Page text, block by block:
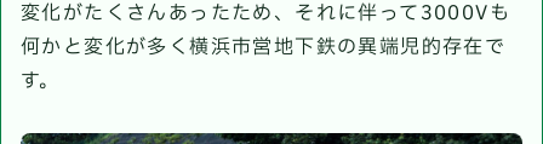
変化がたくさんあったため、それに伴って3000Vも
何かと変化が多く横浜市営地下鉄の異端児的存在で
す。